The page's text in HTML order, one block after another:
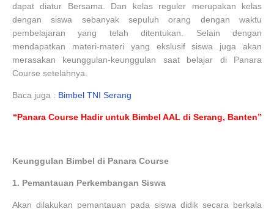
dapat diatur Bersama. Dan kelas reguler merupakan kelas
dengan siswa sebanyak sepuluh orang dengan waktu
pembelajaran yang telah ditentukan. Selain dengan
mendapatkan materi-materi yang ekslusif siswa juga akan
merasakan keunggulan-keunggulan saat belajar di Panara
Course setelahnya.
Baca juga : Bimbel TNI Serang
“Panara Course Hadir untuk Bimbel AAL di Serang, Banten”
Keunggulan Bimbel di Panara Course
1. Pemantauan Perkembangan Siswa
Akan dilakukan pemantauan pada siswa didik secara berkala